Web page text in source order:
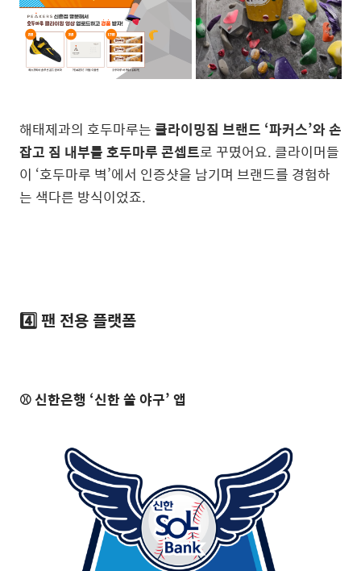
해태제과의 호두마루는클라이밍짐 브랜드 ‘파커스’와 손
잡고 짐 내부를 호두마루 콘셉트로 꾸몄어요. 클라이머들
이 ‘호두마루 벽’에서 인증샷을 남기며 브랜드를 경험하
는 색다른 방식이었죠.
4️⃣ 팬 전용 플랫폼
⚾ 신한은행 ‘신한 쏠 야구’ 앱